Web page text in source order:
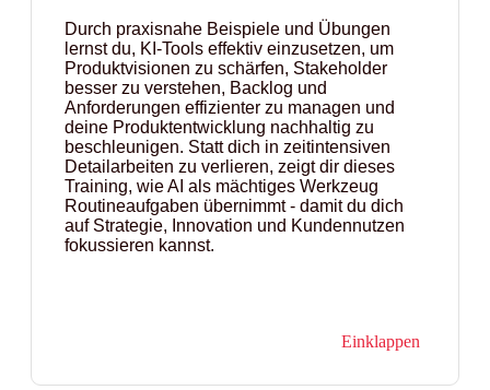
Durch praxisnahe Beispiele und Übungen
lernst du, KI-Tools effektiv einzusetzen, um
Produktvisionen zu schärfen, Stakeholder
besser zu verstehen, Backlog und
Anforderungen effizienter zu managen und
deine Produktentwicklung nachhaltig zu
beschleunigen. Statt dich in zeitintensiven
Detailarbeiten zu verlieren, zeigt dir dieses
Training, wie AI als mächtiges Werkzeug
Routineaufgaben übernimmt - damit du dich
auf Strategie, Innovation und Kundennutzen
fokussieren kannst.
Einklappen